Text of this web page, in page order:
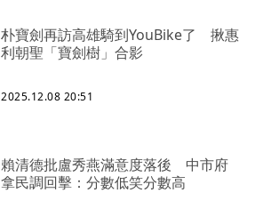
朴寶劍再訪高雄騎到YouBike了 揪惠
利朝聖「寶劍樹」合影
2025.12.08 20:51
賴清德批盧秀燕滿意度落後 中市府
拿民調回擊：分數低笑分數高